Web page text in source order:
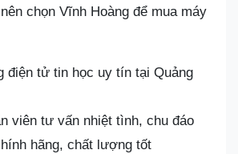
chọn Vĩnh Hoàng để mua máy
điện tử tin học uy tín tại Quảng
viên tư vấn nhiệt tình, chu đáo
hãng, chất lượng tốt